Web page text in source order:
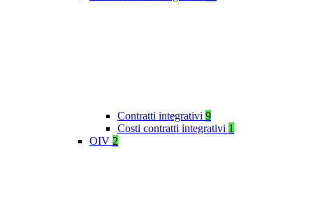
Contratti integrativi 9
Costi contratti integrativi 1
OIV 2